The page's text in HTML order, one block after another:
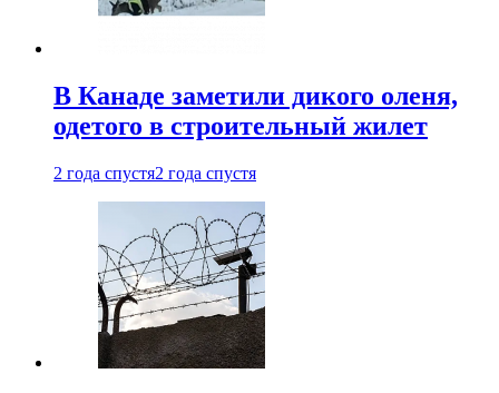
В Канаде заметили дикого оленя,
одетого в строительный жилет
2 года спустя2 года спустя